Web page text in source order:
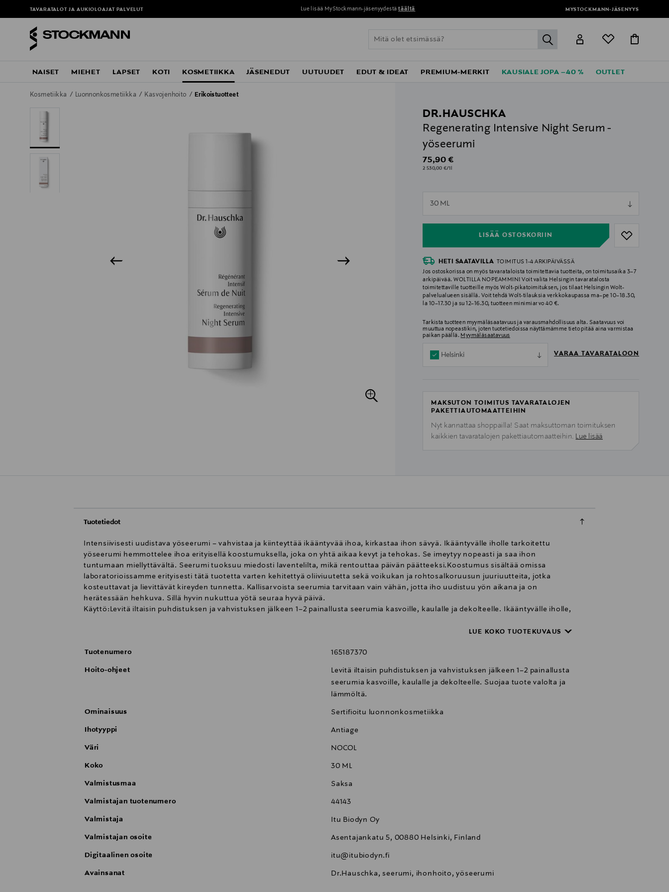
TAVARATALOT JA AUKIOLOAJAT PALVELUT Lue lisää MyStockmann-jäsenyydestä täältä MYSTOCKMANN-JÄSENYYS
label.header.go
NAISET MIEHET LAPSET KOTI KOSMETIIKKA JÄSENEDUT UUTUUDET EDUT & IDEAT PREMIUM-MERKIT KAUSIALE JOPA –40 % OUTLET
Kosmetiikka Luonnonkosmetiikka Kasvojenhoito Erikoistuotteet
DR.HAUSCHKA
Regenerating Intensive Night Serum -
yöseerumi
Original Price
75,90 €
2 530,00 €/1l
30 ML
LISÄÄ OSTOSKORIIN
null
HETI SAATAVILLA
TOIMITUS 1-4 ARKIPÄIVÄSSÄ
Jos ostoskorissa on myös tavarataloista toimitettavia tuotteita, on toimitusaika 3–7
arkipäivää. WOLTILLA NOPEAMMIN! Voit valita Helsingin tavaratalosta
toimitettaville tuotteille myös Wolt-pikatoimituksen, jos tilaat Helsingin Wolt-
palvelualueen sisällä. Voit tehdä Wolt-tilauksia verkkokaupassa ma–pe 10–18.30,
la 10–17.30 ja su 12–16.30, tuotteen minimiarvo 40 €.
Tarkista tuotteen myymäläsaatavuus ja varausmahdollisuus alta. Saatavuus voi
muuttua nopeastikin, joten tuotetiedoissa näyttämämme tieto pitää aina varmistaa
paikan päällä. Myymäläsaatavuus
Helsinki VARAA TAVARATALOON
MAKSUTON TOIMITUS TAVARATALOJEN
PAKETTIAUTOMAATTEIHIN
Nyt kannattaa shoppailla! Saat maksuttoman toimituksen
kaikkien tavaratalojen pakettiautomaatteihin. Lue lisää
Tuotetiedot
Intensiivisesti uudistava yöseerumi – vahvistaa ja kiinteyttää ikääntyvää ihoa, kirkastaa ihon sävyä. Ikääntyvälle iholle tarkoitettu
yöseerumi hemmottelee ihoa erityisellä koostumuksella, joka on yhtä aikaa kevyt ja tehokas. Se imeytyy nopeasti ja saa ihon
tuntumaan miellyttävältä. Seerumi tuoksuu miedosti laventelilta, mikä rentouttaa päivän päätteeksi.Koostumus sisältää omissa
laboratorioissamme erityisesti tätä tuotetta varten kehitettyä oliiviuutetta sekä voikukan ja rohtosalkoruusun juuriuutteita, jotka
kosteuttavat ja lievittävät kireyden tunnetta. Kallisarvoista seerumia tarvitaan vain vähän, jotta iho uudistuu yön aikana ja on
herätessään hehkuva. Sillä hyvin nukuttua yötä seuraa hyvä päivä.
Käyttö:Levitä iltaisin puhdistuksen ja vahvistuksen jälkeen 1–2 painallusta seerumia kasvoille, kaulalle ja dekolteelle. Ikääntyvälle iholle,
LUE KOKO TUOTEKUVAUS
Tuotenumero 165187370
Hoito-ohjeet
Levitä iltaisin puhdistuksen ja vahvistuksen jälkeen 1–2 painallusta
seerumia kasvoille, kaulalle ja dekolteelle. Suojaa tuote valolta ja
lämmöltä.
Ominaisuus Sertifioitu luonnonkosmetiikka
Ihotyyppi Antiage
Väri NOCOL
Koko 30 ML
Valmistusmaa Saksa
Valmistajan tuotenumero 44143
Valmistaja Itu Biodyn Oy
Valmistajan osoite Asentajankatu 5, 00880 Helsinki, Finland
Digitaalinen osoite itu@itubiodyn.fi
Avainsanat Dr.Hauschka, seerumi, ihonhoito, yöseerumi